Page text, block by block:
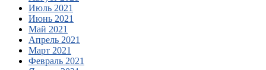
Июль 2021
Июнь 2021
Май 2021
Апрель 2021
Март 2021
Февраль 2021